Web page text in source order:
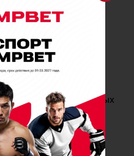
организовывать
на них
правительства или
Решение о
гимна или любых
на Олимпийских